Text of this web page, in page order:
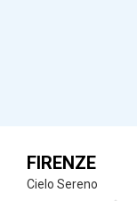
FIRENZE
Cielo Sereno